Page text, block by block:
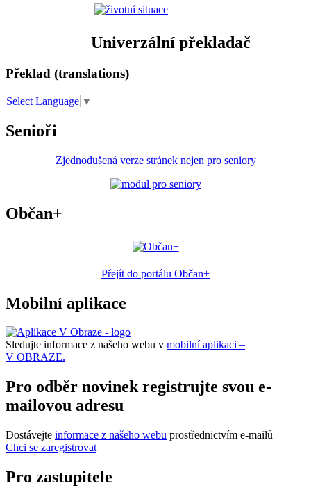
Univerzální překladač
Překlad (translations)
Select Language ▼
Senioři
Zjednodušená verze stránek nejen pro seniory
Občan+
Přejít do portálu Občan+
Mobilní aplikace
Sledujte informace z našeho webu v mobilní aplikaci –
V OBRAZE.
Pro odběr novinek registrujte svou e-
mailovou adresu
Dostávejte informace z našeho webu prostřednictvím e-mailů
Chci se zaregistrovat
Pro zastupitele